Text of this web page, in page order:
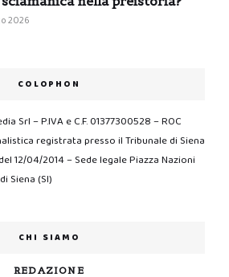
2026
COLOPHON
Srl – P.IVA e C.F. 01377300528 – ROC
registrata presso il Tribunale di Siena
12/04/2014 – Sede legale Piazza Nazioni
Siena (SI)
CHI SIAMO
REDAZIONE